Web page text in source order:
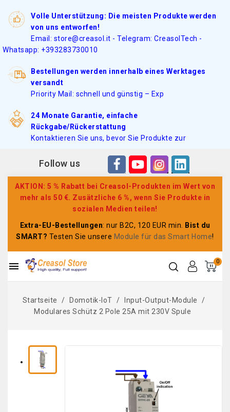
Volle Unterstützung: Die meisten Produkte werden
von uns entworfen!
Email: store@creasol.it - Telegram: CreasolTech -
Whatsapp: +393283730010
Bestellungen werden innerhalb eines Werktages
versandt
Priority Mail: schnell und günstig – Exp
24 Monate Garantie, einfache
Rückgabe/Rückerstattung
Kontaktieren Sie uns, bevor Sie Produkte zur
Follow us
AKTION: 5 % Rabatt bei Creasol-Produkten im Wert von
mehr als 50 €. Zusätzliche 6 %, wenn Sie Produkte in
sozialen Medien teilen!
Extra-EU-Bestellungen: nur B2C, 120 EUR min.
Bist du
SMART? Testen Sie unsere Module für das Smart Home!
0

Startseite Domotik-IoT
Input-Output-Module
Modulares Schütz 2 Pole 25A mit 230V Spule